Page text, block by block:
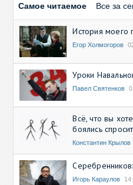
Самое читаемое Все за
История моего
Егор Холмогоров
Уроки
Павел Святенков
Всё, что вы
боялись
Константин Крылов
Игорь Караулов